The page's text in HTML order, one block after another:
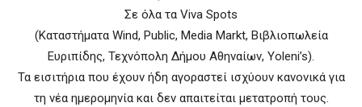
Σε όλα τα Viva Spots
(Καταστήματα Wind, Public, Media Markt, Βιβλιοπωλεία
Ευριπίδης, Τεχνόπολη Δήμου Αθηναίων, Yoleni’s).
Τα εισιτήρια που έχουν ήδη αγοραστεί ισχύουν κανονικά για
τη νέα ημερομηνία και δεν απαιτείται μετατροπή τους.